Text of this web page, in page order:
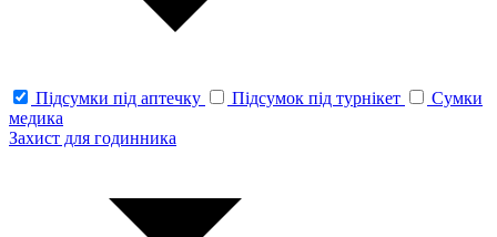
Підсумки під аптечку Підсумок під турнікет
Сумки
медика
Захист для годинника